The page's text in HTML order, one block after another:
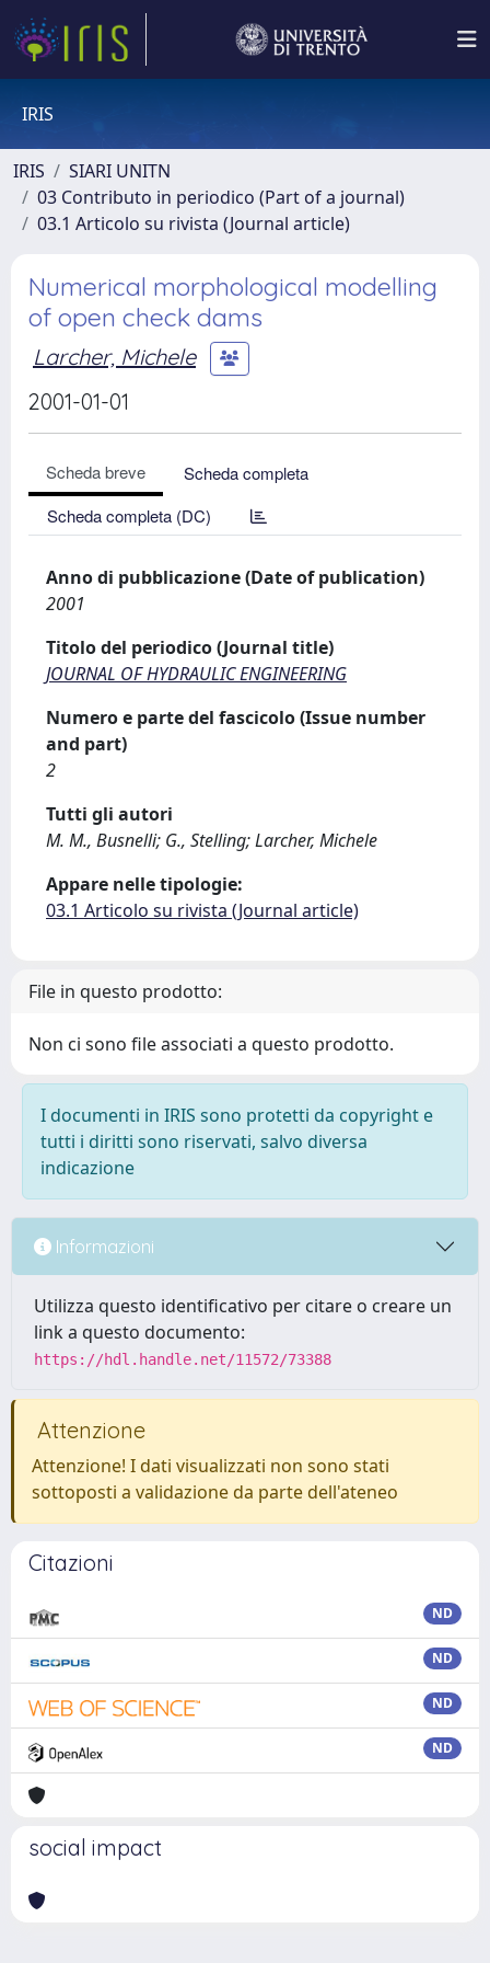
IRIS
IRIS
SIARI UNITN
03 Contributo in periodico (Part of a journal)
03.1 Articolo su rivista (Journal article)
Numerical morphological modelling
of open check dams
Larcher, Michele
2001-01-01
Scheda breve
Scheda completa
Scheda completa (DC)
Anno di pubblicazione (Date of publication)
2001
Titolo del periodico (Journal title)
JOURNAL OF HYDRAULIC ENGINEERING
Numero e parte del fascicolo (Issue number
and part)
2
Tutti gli autori
M. M., Busnelli; G., Stelling; Larcher, Michele
Appare nelle tipologie:
03.1 Articolo su rivista (Journal article)
File in questo prodotto:
Non ci sono file associati a questo prodotto.
I documenti in IRIS sono protetti da copyright e
tutti i diritti sono riservati, salvo diversa
indicazione
Informazioni
Utilizza questo identificativo per citare o creare un
link a questo documento:
https://hdl.handle.net/11572/73388
Attenzione
Attenzione! I dati visualizzati non sono stati
sottoposti a validazione da parte dell'ateneo
Citazioni
ND
ND
ND
ND
social impact